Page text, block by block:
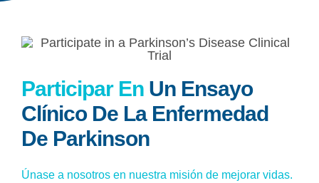
Participar EnUn Ensayo
Clínico De La Enfermedad
De Parkinson
Únase a nosotros en nuestra misión de mejorar vidas.